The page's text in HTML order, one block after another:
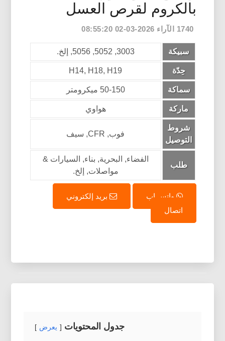
بالكروم لقرص العسل
1740 الآراء 2026-03-02 08:55:20
سبيكة 3003, 5052, 5056, إلخ.
حِدّة H14, H18, H19
سماكة 50-150 ميكرومتر
ماركة هواوي
شروط
التوصيل
فوب, CFR, سيف
طلب
الفضاء, البحرية, بناء, السيارات &
مواصلات, إلخ.
واتس اب
بريد إلكتروني
اتصال
جدول المحتويات يعرض